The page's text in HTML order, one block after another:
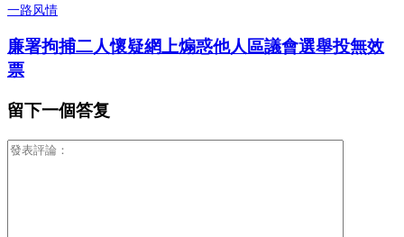
一路风情
廉署拘捕二人懷疑網上煽惑他人區議會選舉投無效
票
留下一個答复